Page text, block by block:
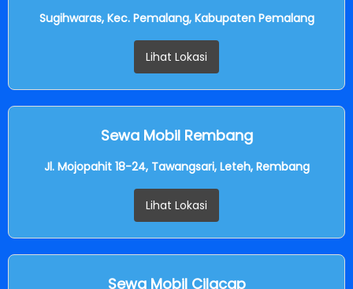
Sugihwaras, Kec. Pemalang, Kabupaten Pemalang
Lihat Lokasi
Sewa Mobil Rembang
Jl. Mojopahit 18-24, Tawangsari, Leteh, Rembang
Lihat Lokasi
Sewa Mobil Cilacap